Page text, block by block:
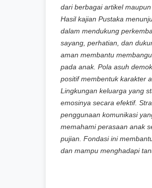
dari berbagai artikel
Hasil kajian Pustaka
dalam mendukung
sayang, perhatian, dan
aman membantu
pada anak. Pola asuh
positif membentuk karakter
Lingkungan keluarga yang
emosinya secara efektif.
penggunaan komunikasi
memahami perasaan anak
pujian. Fondasi ini
dan mampu menghadapi